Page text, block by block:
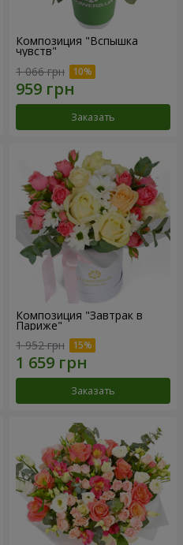
Композиция "Вспышка
чувств"
1 066 грн
Заказать
Композиция "Завтрак в
Париже"
1 952 грн
Заказать